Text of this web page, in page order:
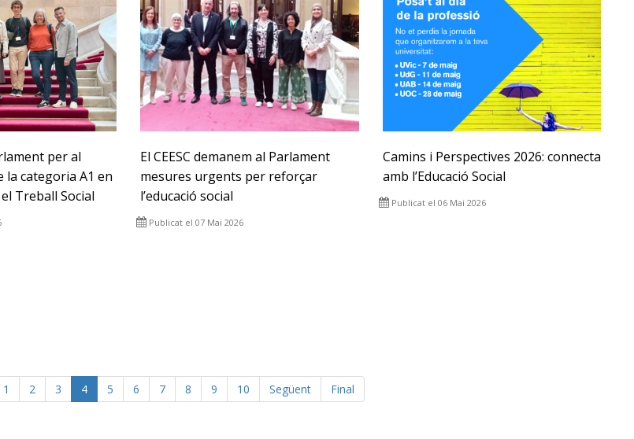
per al
la categoria A1 en
el Treball Social
El CEESC demanem al Parlament
mesures urgents per reforçar
l’educació social
Publicat el 07 Mai 2026
Camins i Perspectives 2026: connecta
amb l’Educació Social
Publicat el 06 Mai 2026
1 2 3 4 5 6 7 8 9 10 Següent Final